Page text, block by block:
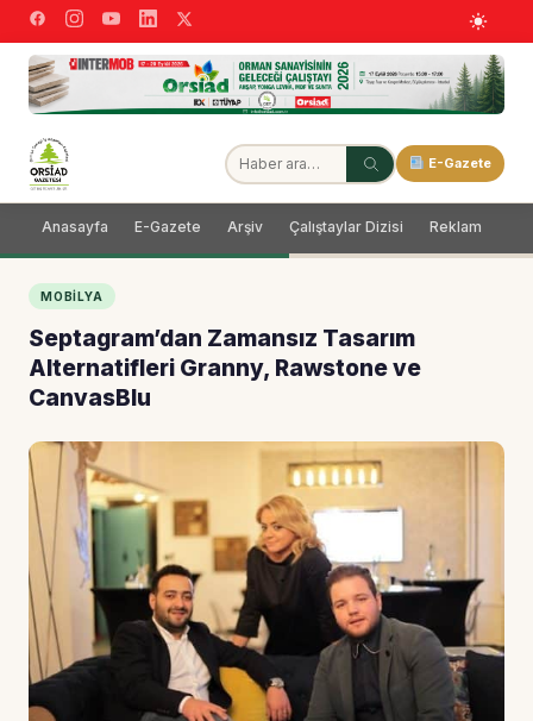
E-Gazete
Anasayfa E-Gazete Arşiv Çalıştaylar Dizisi Reklam
MOBILYA
Septagram’dan Zamansız Tasarım
Alternatifleri Granny, Rawstone ve
CanvasBlu